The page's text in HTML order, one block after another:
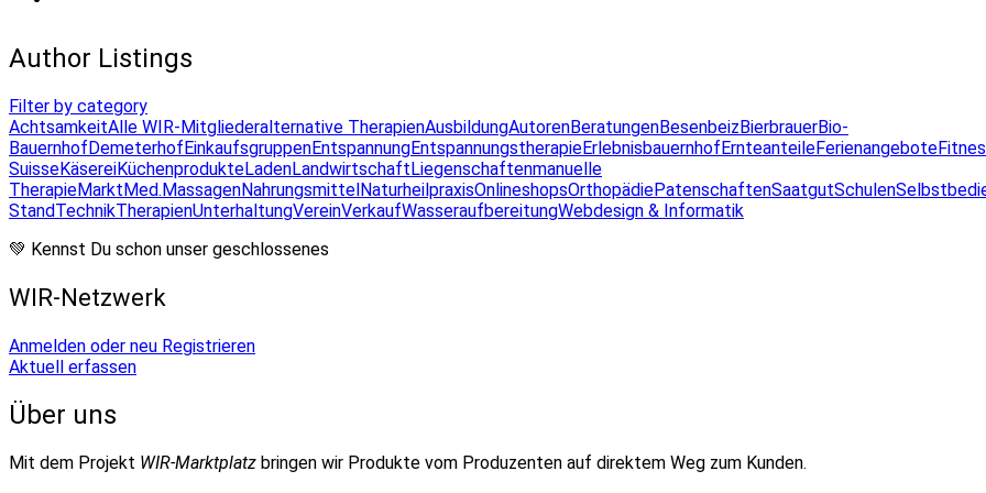
Author Listings
Filter by category
AchtsamkeitAlle WIR-Mitgliederalternative TherapienAusbildungAutorenBeratungenBesenbeizBierbrauerBio-
BauernhofDemeterhofEinkaufsgruppenEntspannungEntspannungstherapieErlebnisbauernhofErnteanteileFerienangebote
SuisseKäsereiKüchenprodukteLadenLandwirtschaftLiegenschaftenmanuelle
TherapieMarktMed.MassagenNahrungsmittelNaturheilpraxisOnlineshopsOrthopädiePatenschaftenSaatgutSchulen
StandTechnikTherapienUnterhaltungVereinVerkaufWasseraufbereitungWebdesign & Informatik
💚 Kennst Du schon unser geschlossenes
WIR-Netzwerk
Anmelden oder neu Registrieren
Aktuell erfassen
Über uns
Mit dem Projekt WIR-Marktplatz bringen wir Produkte vom Produzenten auf direktem Weg zum Kunden.